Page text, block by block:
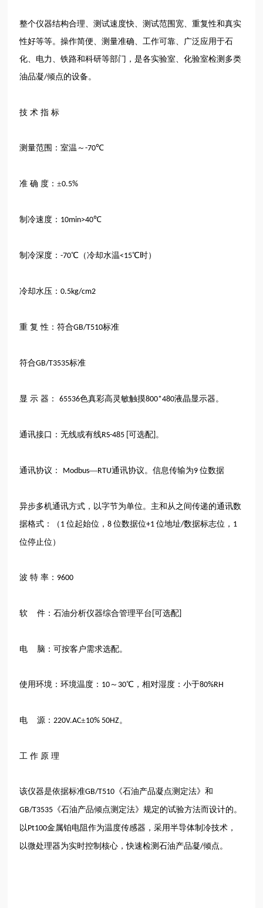
整个仪器结构合理、测试速度快、测试范围宽、重复性和真实
性好等等。操作简便、测量准确、工作可靠、广泛应用于石
化、电力、铁路和科研等部门，是各实验室、化验室检测多类
油品凝/倾点的设备。
技 术 指 标
测量范围：室温～-70℃
准 确 度：±0.5%
制冷速度： 10min>40℃
制冷深度：-70℃（冷却水温<15℃时）
冷却水压：0.5kg/cm2
重 复 性：符合GB/T510标准
符合GB/T3535标准
显 示 器： 65536色真彩高灵敏触摸800*480液晶显示器。
通讯接口：无线或有线RS-485 [ 可选配 。
通讯协议： Modbus—RTU通讯协议。信息传输为9位数据
异步多机通讯方式，以字节为单位。主和从之间传递的通讯数
据格式：（ 1位起始位，8位数据位+1位地址/数据标志位， 1
位停止位）
波 特 率： 9600
软 件：石油分析仪器综合管理平台 可选配
电 脑：可按客户需求选配。
使用环境：环境温度： 10 ～ 30℃，相对湿度：小于80%RH
电 源： 220V.AC±10% 50HZ。
工 作 原 理
该仪器是依据标准GB/T510 《石油产品凝点测定法》和
GB/T3535 《石油产品倾点测定法》规定的试验方法而设计的。
以 Pt100金属铂电阻作为温度传感器，采用半导体制冷技术，
以微处理器为实时控制核心，快速检测石油产品凝/倾点。